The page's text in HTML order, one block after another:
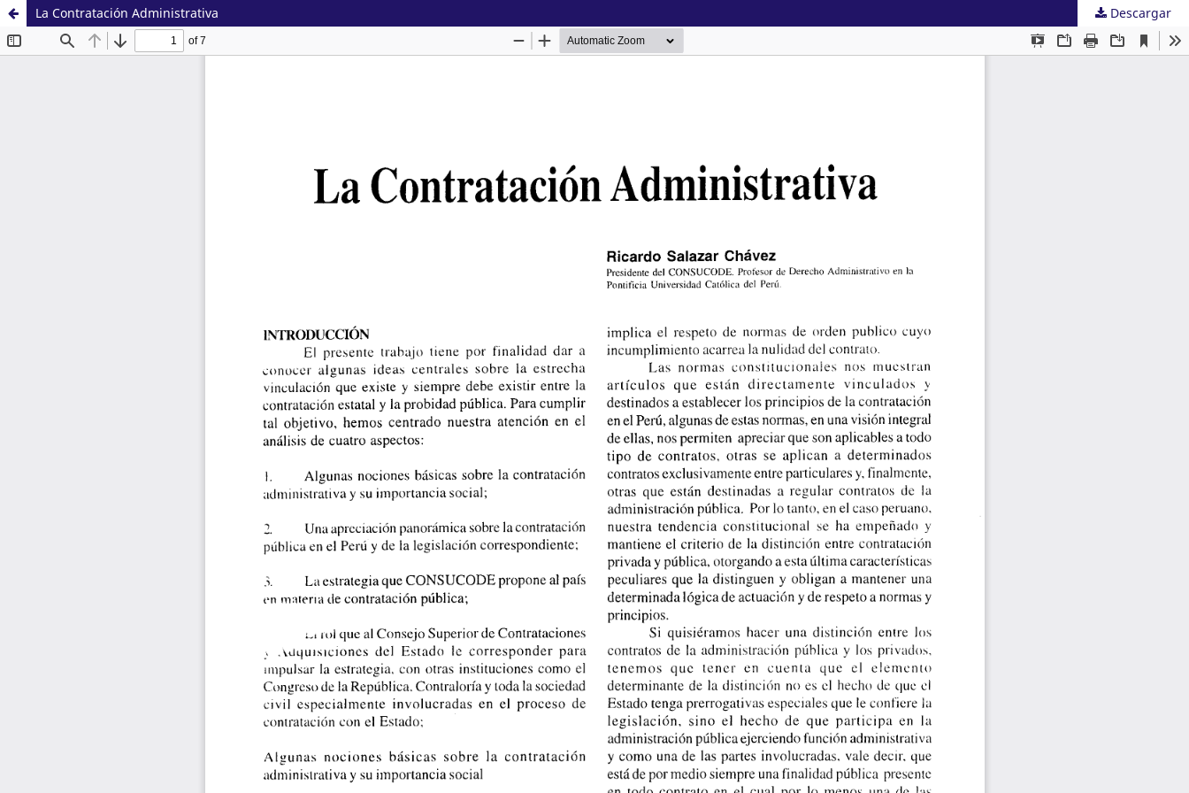
La Contratación Administrativa Descargar